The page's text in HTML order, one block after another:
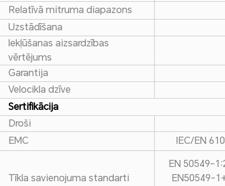
Relatīvā mitruma diapazons
Uzstādīšana
Iekļūšanas aizsardzības
vērtējums
Garantija
Velocikla dzīve
Sertifikācija
Droši
EMC
IEC/EN
Tīkla savienojuma standarti
EN 50549-
EN50549-